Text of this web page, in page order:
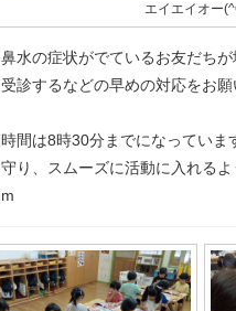
エイエイオー
水の症状がでているお友だち
診するなどの早めの対応をお
間は8時30分までになっていま
り、スムーズに活動に入れる